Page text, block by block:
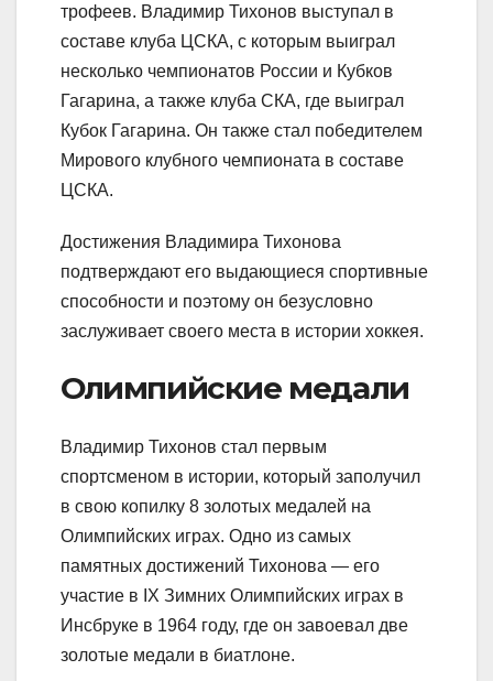
трофеев. Владимир Тихонов выступал в
составе клуба ЦСКА, с которым выиграл
несколько чемпионатов России и Кубков
Гагарина, а также клуба СКА, где выиграл
Кубок Гагарина. Он также стал победителем
Мирового клубного чемпионата в составе
ЦСКА.
Достижения Владимира Тихонова
подтверждают его выдающиеся спортивные
способности и поэтому он безусловно
заслуживает своего места в истории хоккея.
Олимпийские медали
Владимир Тихонов стал первым
спортсменом в истории, который заполучил
в свою копилку 8 золотых медалей на
Олимпийских играх. Одно из самых
памятных достижений Тихонова — его
участие в IX Зимних Олимпийских играх в
Инсбруке в 1964 году, где он завоевал две
золотые медали в биатлоне.